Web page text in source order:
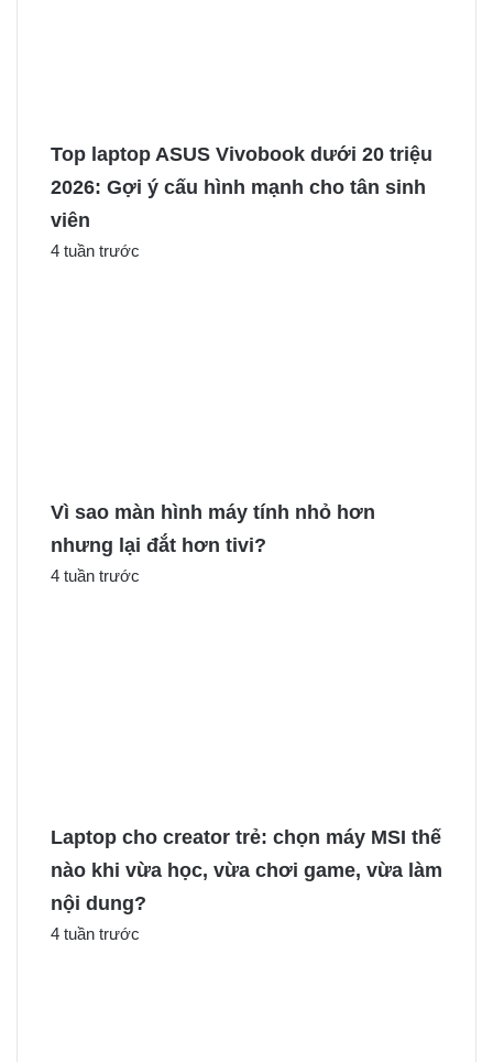
Top laptop ASUS Vivobook dưới 20 triệu
2026: Gợi ý cấu hình mạnh cho tân sinh
viên
4 tuần trước
Vì sao màn hình máy tính nhỏ hơn
nhưng lại đắt hơn tivi?
4 tuần trước
Laptop cho creator trẻ: chọn máy MSI thế
nào khi vừa học, vừa chơi game, vừa làm
nội dung?
4 tuần trước